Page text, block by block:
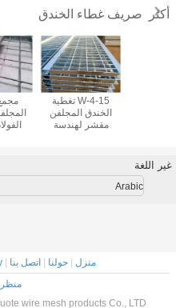
أكثر صريف غطاء الخندق
15-W-4 تغطية
الخندق المجلفن
مقشر لهندسة
غير اللغة
Arabic
منزل |حولنا |اتصل بنا |
wire mesh products Co., LTD.